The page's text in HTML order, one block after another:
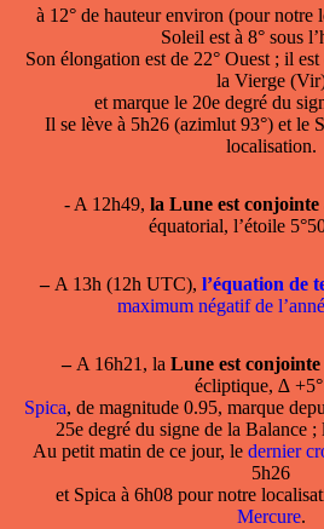
à 12° de hauteur environ (pour notre
Soleil est à 8° sous
Son élongation est de 22° Ouest ; il
la Vierge
et marque le 20e degré du
Il se lève à 5h26 (azimlut 93°) et le
localisation.
- A 12h49, la Lune est conjointe
équatorial, l’étoile
–A 13h (12h UTC), l’équation de
maximum négatif de
–A 16h21, la Lune est conjointe
écliptique, ∆
Spica, de magnitude 0.95, marque
25e degré du signe de la Balance
Au petit matin de ce jour, le dernier
5h26
et Spica à 6h08 pour notre
Mercure.